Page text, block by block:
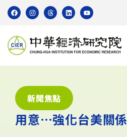
新聞焦點
用意…強化台美關係